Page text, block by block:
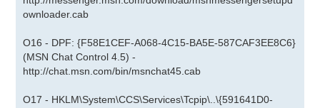
ownloader.cab
O16 - DPF: {F58E1CEF-A068-4C15-BA5E-587CAF3EE8C6}
(MSN Chat Control 4.5) -
http://chat.msn.com/bin/msnchat45.cab
O17 - HKLM\System\CCS\Services\Tcpip\..\{591641D0-